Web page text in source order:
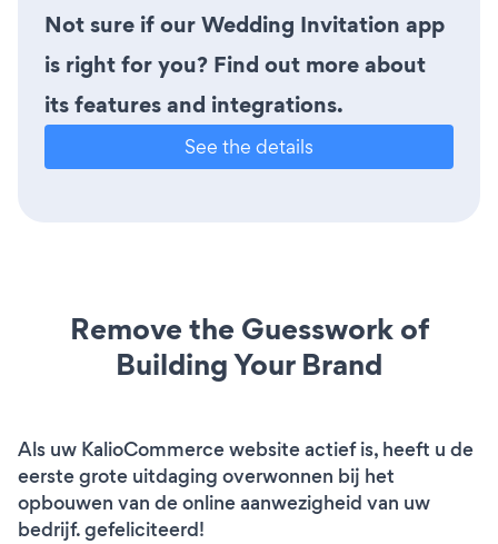
Not sure if our Wedding Invitation app
is right for you? Find out more about
its features and integrations.
See the details
Remove the Guesswork of
Building Your Brand
Als uw KalioCommerce website actief is, heeft u de
eerste grote uitdaging overwonnen bij het
opbouwen van de online aanwezigheid van uw
bedrijf. gefeliciteerd!